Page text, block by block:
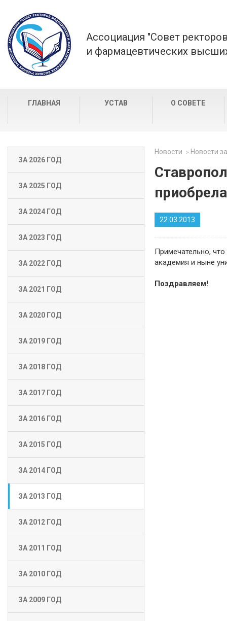
Ассоциация "Совет
и фармацевтических
ГЛАВНАЯ УСТАВ О СОВЕТЕ
ЗА 2026 ГОД
ЗА 2025 ГОД
ЗА 2024 ГОД
ЗА 2023 ГОД
ЗА 2022 ГОД
ЗА 2021 ГОД
ЗА 2020 ГОД
ЗА 2019 ГОД
ЗА 2018 ГОД
ЗА 2017 ГОД
ЗА 2016 ГОД
ЗА 2015 ГОД
ЗА 2014 ГОД
ЗА 2013 ГОД
ЗА 2012 ГОД
ЗА 2011 ГОД
ЗА 2010 ГОД
ЗА 2009 ГОД
Новости Новости
22.03.2013
Примечательно,
академия и ныне
Поздравляем!